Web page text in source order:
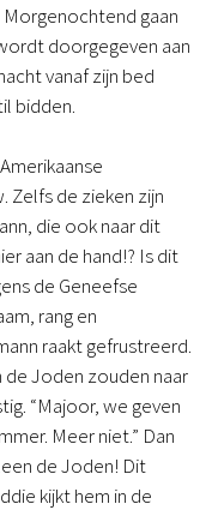
Morgenochtend gaan
doorgegeven aan
vanaf zijn bed
bidden.
Zelfs de zieken zijn
die ook naar dit
aan de hand!? Is dit
de Geneefse
rang en
raakt gefrustreerd.
de Joden zouden naar
“Majoor, we geven
Meer niet.” Dan
de Joden! Dit
kijkt hem in de